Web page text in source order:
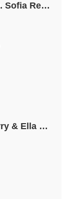
Kris Kross Amsterdam. Sofia Reyes & Tinie Tempah
Nathan Dawe, Joel Corry & Ella Henderson